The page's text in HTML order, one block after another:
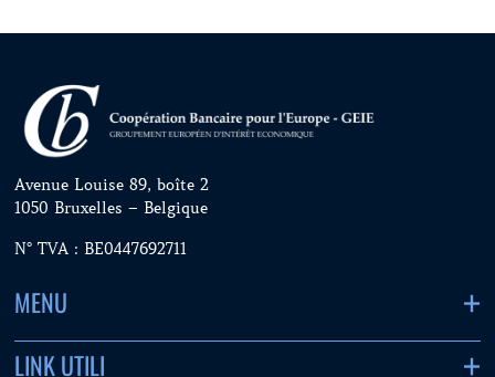
Avenue Louise 89, boîte 2
1050 Bruxelles – Belgique
N° TVA : BE0447692711
MENU
LINK UTILI